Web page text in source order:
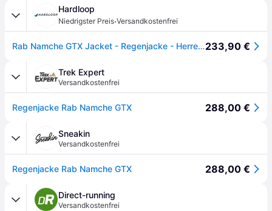
Hardloop
Niedrigster Preis·Versandkostenfrei
Rab Namche GTX Jacket - Regenjacke - Herren Black XXL233,90 €
Trek Expert
Versandkostenfrei
Regenjacke Rab Namche GTX 288,00 €
Sneakin
Versandkostenfrei
Regenjacke Rab Namche GTX 288,00 €
Direct-running
Versandkostenfrei